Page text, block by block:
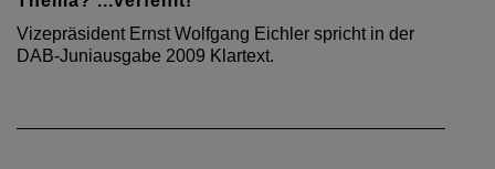
Vizepräsident Ernst Wolfgang Eichler spricht in der
DAB-Juniausgabe 2009 Klartext.